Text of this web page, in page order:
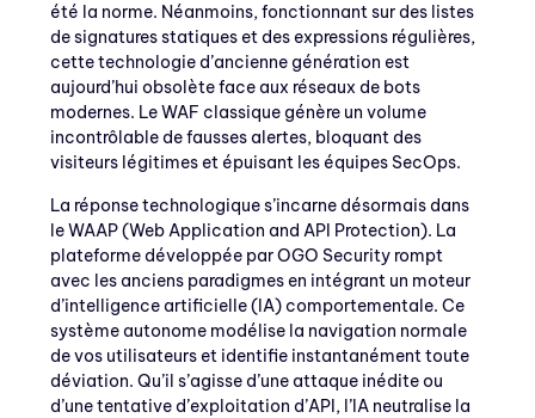
été la norme. Néanmoins, fonctionnant sur des listes
de signatures statiques et des expressions régulières,
cette technologie d’ancienne génération est
aujourd’hui obsolète face aux réseaux de bots
modernes. Le WAF classique génère un volume
incontrôlable de fausses alertes, bloquant des
visiteurs légitimes et épuisant les équipes SecOps.
La réponse technologique s’incarne désormais dans
le WAAP (Web Application and API Protection). La
plateforme développée par OGO Security rompt
avec les anciens paradigmes en intégrant un moteur
d’intelligence artificielle (IA) comportementale. Ce
système autonome modélise la navigation normale
de vos utilisateurs et identifie instantanément toute
déviation. Qu’il s’agisse d’une attaque inédite ou
d’une tentative d’exploitation d’API, l’IA neutralise la